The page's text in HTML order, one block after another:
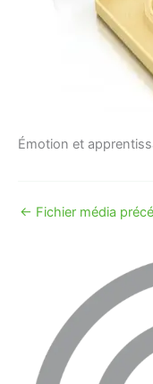
Émotion et
← Fichier média